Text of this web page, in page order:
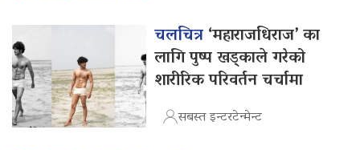
चलचित्र‘महाराजधिराज’ का
लागि पुष्प खड्काले गरेको
शारीरिक परिवर्तन चर्चामा
सबस्त इन्टरटेन्मेन्ट